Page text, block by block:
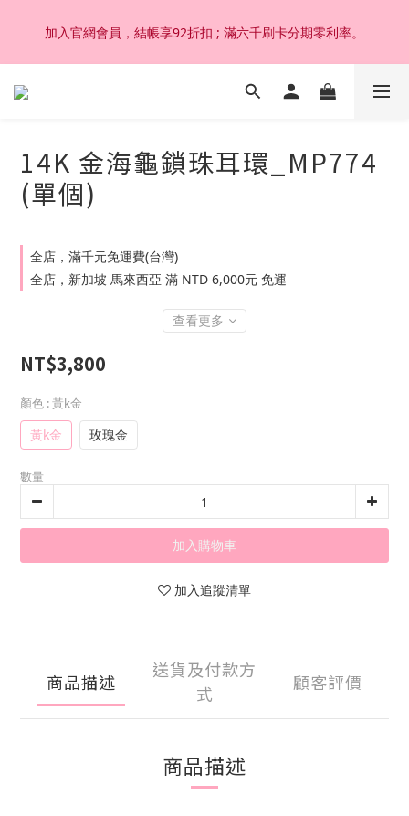
加入官網會員，結帳享92折扣 ; 滿六千刷卡分期零利率。
加入官網會員，結帳享92折扣 ; 滿六千刷卡分期零利率。
韓國設計製作。純14K 18K金，非鍍金非注金；洗澡，運動(汗
加入官網會員，結帳享92折扣 ; 滿六千刷卡分期零利率。
14K 金海龜鎖珠耳環_MP774
(單個)
全店，滿千元免運費(台灣)
全店，新加坡 馬來西亞 滿 NTD 6,000元 免運
查看更多
NT$3,800
顏色 : 黃k金
黃k金 玫瑰金
數量
加入購物車
加入追蹤清單
商品描述
送貨及付款方
式
顧客評價
商品描述